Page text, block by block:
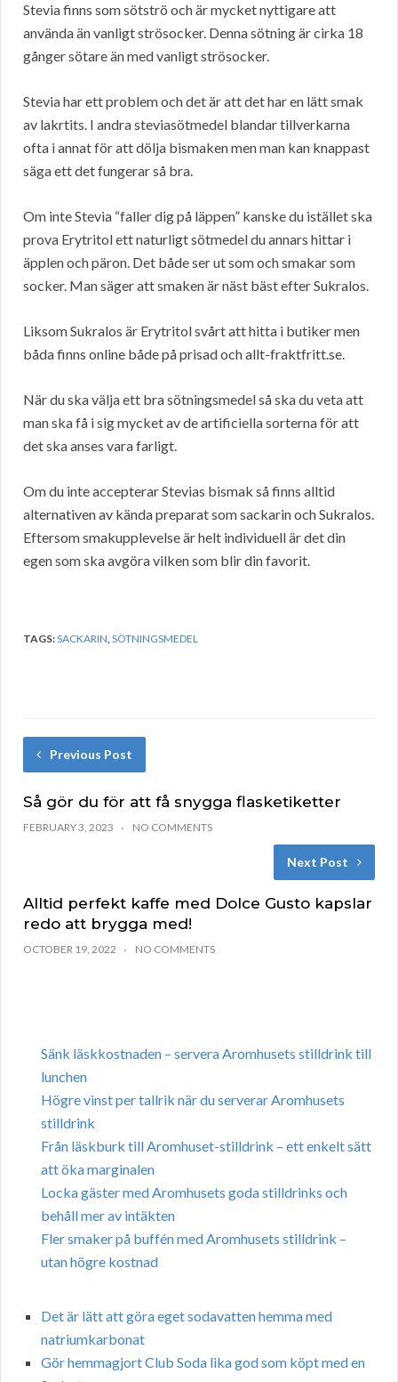
Stevia finns som sötströ och är mycket nyttigare att
använda än vanligt strösocker. Denna sötning är cirka 18
gånger sötare än med vanligt strösocker.
Stevia har ett problem och det är att det har en lätt smak
av lakrtits. I andra steviasötmedel blandar tillverkarna
ofta i annat för att dölja bismaken men man kan knappast
säga ett det fungerar så bra.
Om inte Stevia “faller dig på läppen” kanske du istället ska
prova Erytritol ett naturligt sötmedel du annars hittar i
äpplen och päron. Det både ser ut som och smakar som
socker. Man säger att smaken är näst bäst efter Sukralos.
Liksom Sukralos är Erytritol svårt att hitta i butiker men
båda finns online både på prisad och allt-fraktfritt.se.
När du ska välja ett bra sötningsmedel så ska du veta att
man ska få i sig mycket av de artificiella sorterna för att
det ska anses vara farligt.
Om du inte accepterar Stevias bismak så finns alltid
alternativen av kända preparat som sackarin och Sukralos.
Eftersom smakupplevelse är helt individuell är det din
egen som ska avgöra vilken som blir din favorit.
TAGS:SACKARIN,SÖTNINGSMEDEL
Previous Post
Så gör du för att få snygga flasketiketter
FEBRUARY 3, 2023 NO COMMENTS
Next Post
Alltid perfekt kaffe med Dolce Gusto kapslar
redo att brygga med!
OCTOBER 19, 2022 NO COMMENTS
Sänk läskkostnaden – servera Aromhusets stilldrink till
lunchen
Högre vinst per tallrik när du serverar Aromhusets
stilldrink
Från läskburk till Aromhuset-stilldrink – ett enkelt sätt
att öka marginalen
Locka gäster med Aromhusets goda stilldrinks och
behåll mer av intäkten
Fler smaker på buffén med Aromhusets stilldrink –
utan högre kostnad
Det är lätt att göra eget sodavatten hemma med
natriumkarbonat
Gör hemmagjort Club Soda lika god som köpt med en